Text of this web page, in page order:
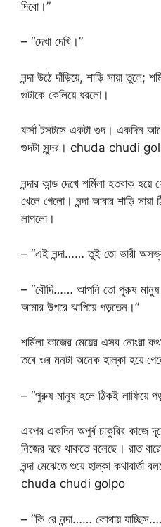
দিবো।”
– “দেখা দেখি।”
নন্দা উঠে দাঁড়িয়ে, শাড়ি সায়া তুলে;
গুটাকে কেলিয়ে ধরলো।
ফর্সা টসটসে একটা গুদ। একদিন
গুদটা সুন্দর। chuda chudi
নন্দার কান্ড দেখে শর্মিলা হতবাক
খেলে গেলো। নন্দা আবার শাড়ি সায়া
লাগলো।
– “এই নন্দা…… তুই তো ভারী
– “বৌদি…… আপনি তো পুরুষ
আমার উপরে ঝাপিয়ে পড়তেন।”
শর্মিলা কাজের মেয়ের এসব
তবে ওর মনটা অনেক হাল্কা হয়ে
– “পুরুষ মানুষ হলে ঠিকই লাফিয়ে
এরপর একদিন অপুর্ব চাকুরির কাজে
নিজের ঘরে থাকতে বলেছে। রাত
নন্দা মেঝেতে শুয়ে হাল্কা কথাবার্তা
chuda chudi golpo
– “কি রে নন্দা…… কোথায়